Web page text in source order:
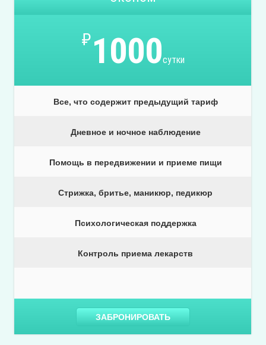
₽1000сутки
Все, что содержит предыдущий тариф
Дневное и ночное наблюдение
Помощь в передвижении и приеме пищи
Стрижка, бритье, маникюр, педикюр
Психологическая поддержка
Контроль приема лекарств
ЗАБРОНИРОВАТЬ